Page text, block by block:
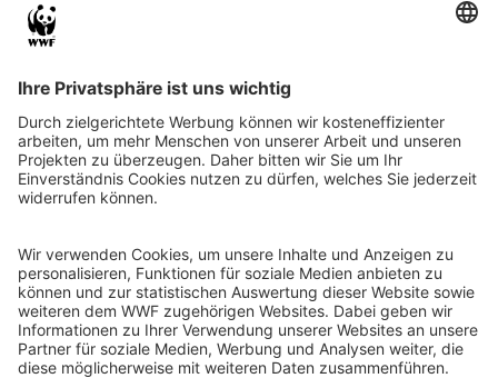
WWF Deutschland
Reinhardtstr. 18
10117 Berlin
Ihre Spende kann steuerlich geltend gemacht werden
Registriert als Stiftung WWF Deutschland, Senatsverwaltung für
Justiz Berlin, Az: 3416/976/2
Umsatzsteuer-Identifikationsnummer: DE 114236103